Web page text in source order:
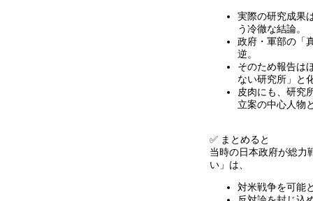
実際の研究成果
う冷徹な結論。
政府・軍部の「
逆。
そのため報告は
ない研究所」と
皮肉にも、研究
立案の中心人物
✅ まとめると
当時の日本政府が総力
い」は、
対米戦争を可能